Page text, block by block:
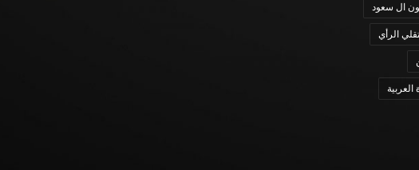
ال سعود
الرأي